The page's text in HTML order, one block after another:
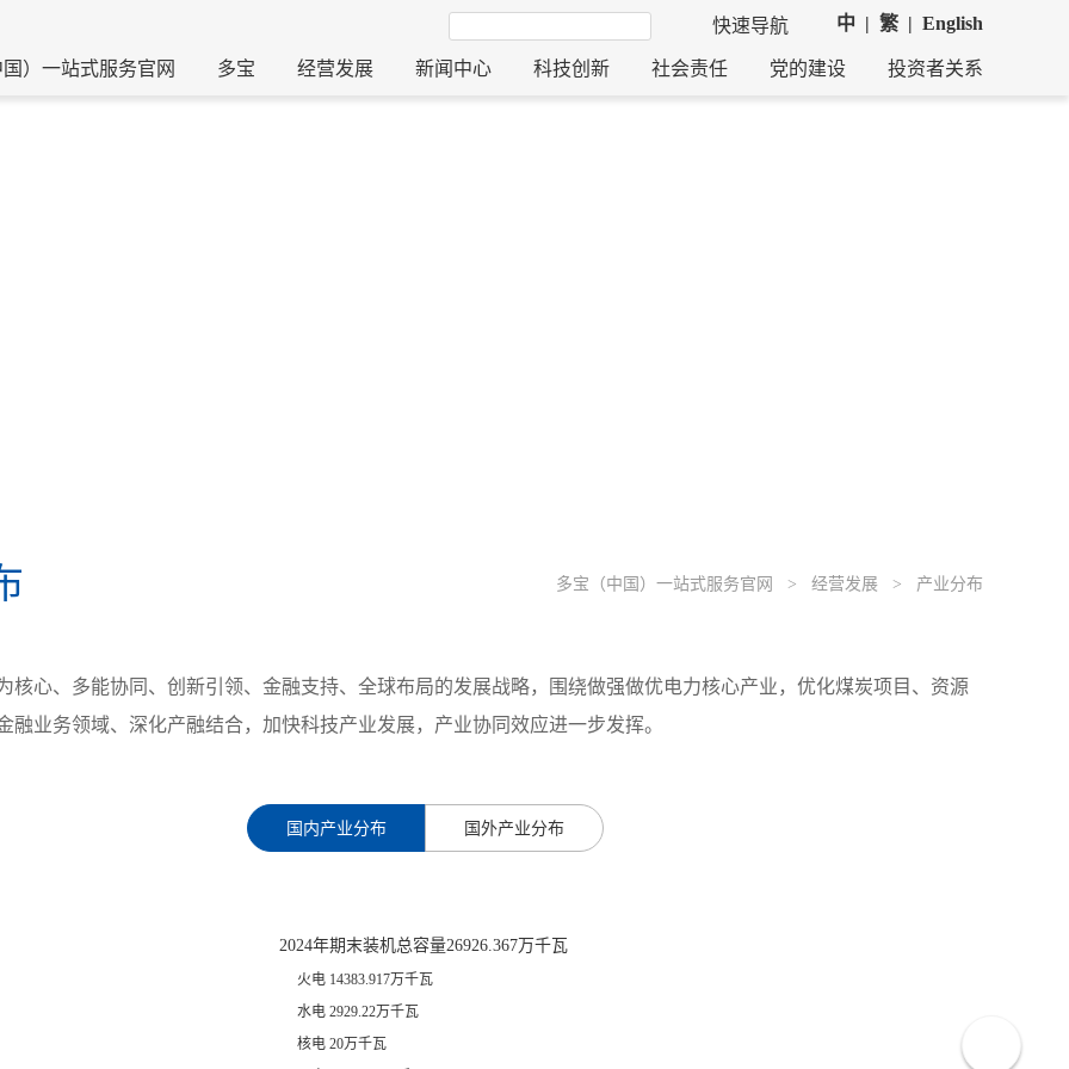
快速导航 中 | 繁 | English
）一站式服务官网 多宝 经营发展 新闻中心 科技创新 社会责任 党的建设 投资者关系
多宝（中国）一站式服务官网 > 经营发展 > 产业分布
核心、多能协同、创新引领、金融支持、全球布局的发展战略，围绕做强做优电力核心产业，优化煤炭项目、资源
融业务领域、深化产融结合，加快科技产业发展，产业协同效应进一步发挥。
国内产业分布 国外产业分布
2024年期末装机总容量26926.367万千瓦
火电 14383.917万千瓦
水电 2929.22万千瓦
核电 20万千瓦